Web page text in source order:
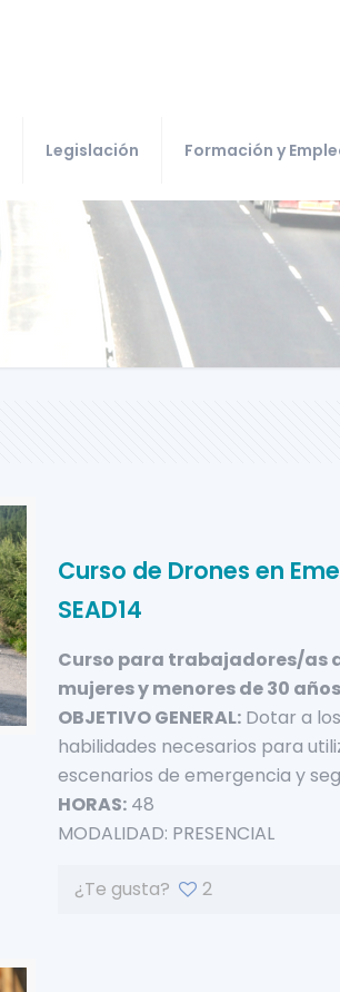
Legislación Formación y
Curso de Drones en
SEAD14
Curso para trabajadores/as
mujeres y menores de 30 años
OBJETIVO GENERAL:Dotar a
habilidades necesarios para
escenarios de emergencia y
HORAS:48
MODALIDAD: PRESENCIAL
¿Te gusta? 2